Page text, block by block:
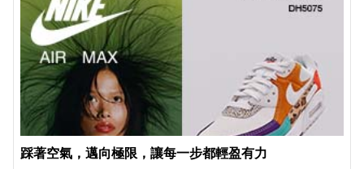
踩著空氣，邁向極限，讓每一步都輕盈有力